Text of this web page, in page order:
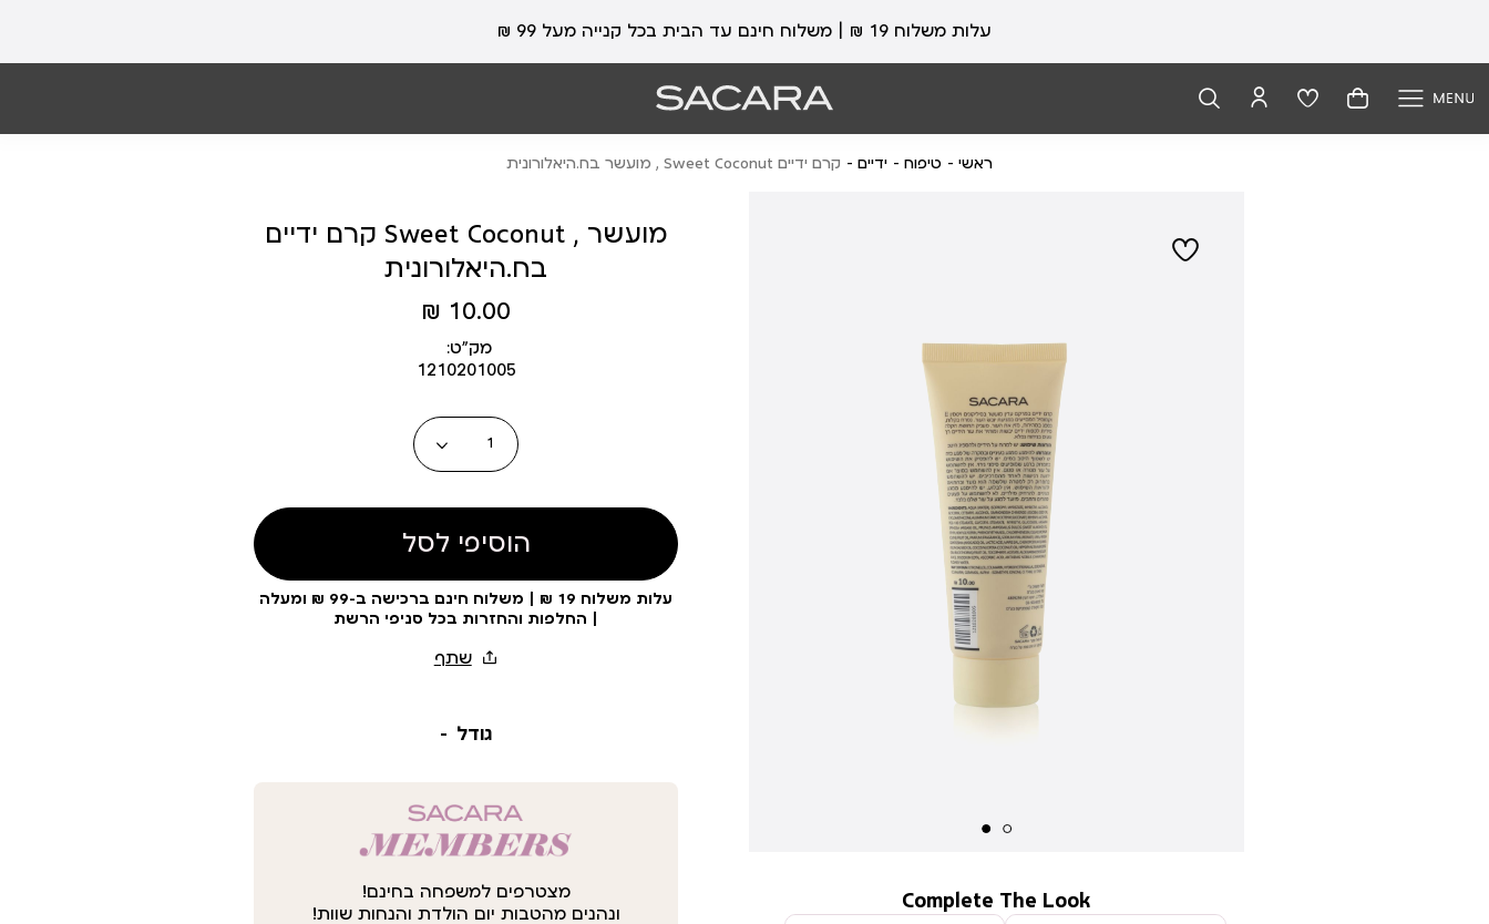
עלות משלוח 19 ₪ | משלוח חינם עד הבית בכל קנייה מעל 99 ₪
ראשי טיפוח ידיים קרם ידיים Sweet Coconut , מועשר בח.היאלורונית
קרם ידיים Sweet Coconut , מועשר
בח.היאלורונית
מחיר
מוצר
10.00 ₪
מק״ט:
1210201005
כמות
הוסיפי לסל
עלות משלוח 19 ₪ | משלוח חינם ברכישה ב-99 ₪ ומעלה
| החלפות והחזרות בכל סניפי הרשת
גודל
מצטרפים למשפחה בחינם!
ונהנים מהטבות יום הולדת והנחות שוות!
Complete The Look